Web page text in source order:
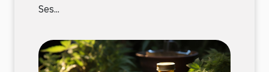
Ses...